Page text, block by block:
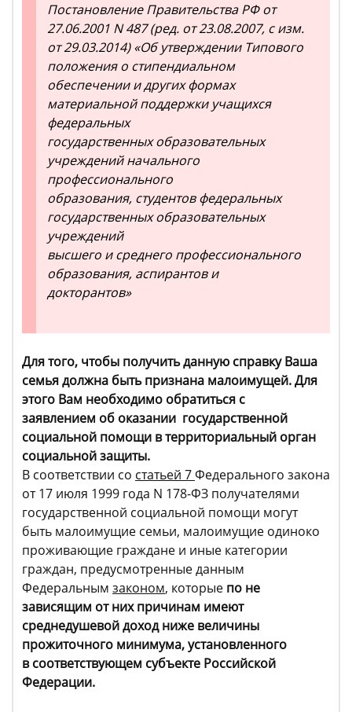
Постановление Правительства РФ от
27.06.2001 N 487 (ред. от 23.08.2007, с изм.
от 29.03.2014) «Об утверждении Типового
положения о стипендиальном
обеспечении и других формах
материальной поддержки учащихся
федеральных
государственных образовательных
учреждений начального
профессионального
образования, студентов федеральных
государственных образовательных
учреждений
высшего и среднего профессионального
образования, аспирантов и
докторантов»
Для того, чтобы получить данную справку Ваша
семья должна быть признана малоимущей. Для
этого Вам необходимо обратиться с
заявлением об оказании государственной
социальной помощи в территориальный орган
социальной защиты.
В соответствии со статьей 7Федерального закона
от 17 июля 1999 года N 178-ФЗ получателями
государственной социальной помощи могут
быть малоимущие семьи, малоимущие одиноко
проживающие граждане и иные категории
граждан, предусмотренные данным
Федеральным законом, которые по не
зависящим от них причинам имеют
среднедушевой доход ниже величины
прожиточного минимума, установленного
в соответствующем субъекте Российской
Федерации.